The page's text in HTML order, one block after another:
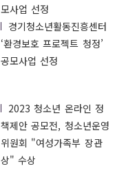
모사업 선정
경기청소년활동진흥센터
‘환경보호 프로젝트 청정’
공모사업 선정
2023 청소년 온라인 정
책제안 공모전, 청소년운영
위원회 "여성가족부 장관
상" 수상